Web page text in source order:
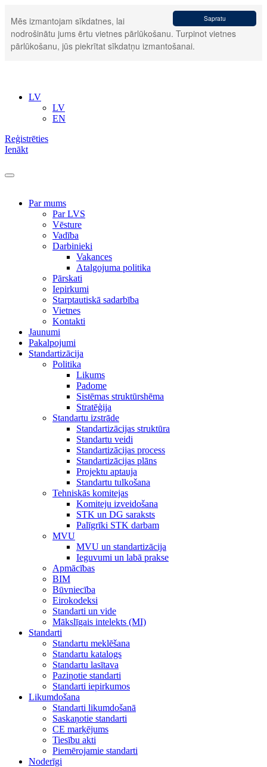
Sapratu
Mēs izmantojam sīkdatnes, lai
nodrošinātu jums ērtu vietnes pārlūkošanu. Turpinot vietnes
pārlūkošanu, jūs piekrītat sīkdatņu izmantošanai.
LV
LV
EN
Reģistrēties
Ienākt
Par mums
Par LVS
Vēsture
Vadība
Darbinieki
Vakances
Atalgojuma politika
Pārskati
Iepirkumi
Starptautiskā sadarbība
Vietnes
Kontakti
Jaunumi
Pakalpojumi
Standartizācija
Politika
Likums
Padome
Sistēmas struktūrshēma
Stratēģija
Standartu izstrāde
Standartizācijas struktūra
Standartu veidi
Standartizācijas process
Standartizācijas plāns
Projektu aptauja
Standartu tulkošana
Tehniskās komitejas
Komiteju izveidošana
STK un DG saraksts
Palīgrīki STK darbam
MVU
MVU un standartizācija
Ieguvumi un labā prakse
Apmācības
BIM
Būvniecība
Eirokodeksi
Standarti un vide
Mākslīgais intelekts (MI)
Standarti
Standartu meklēšana
Standartu katalogs
Standartu lasītava
Paziņotie standarti
Standarti iepirkumos
Likumdošana
Standarti likumdošanā
Saskaņotie standarti
CE marķējums
Tiesību akti
Piemērojamie standarti
Noderīgi